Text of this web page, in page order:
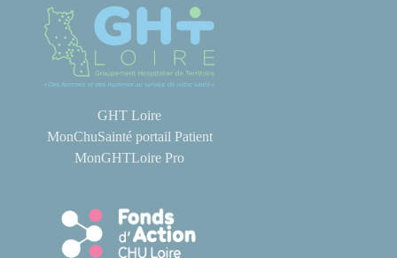
GHT Loire
MonChuSainté portail Patient
MonGHTLoire Pro